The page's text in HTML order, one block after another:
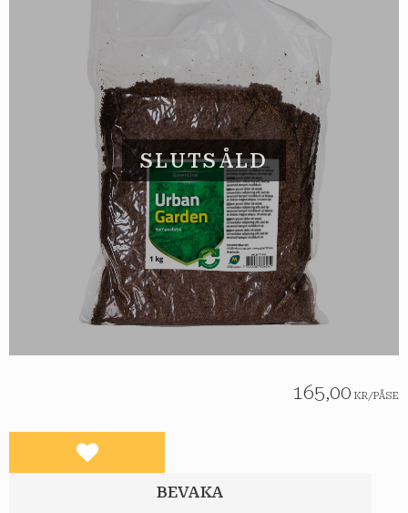
SLUTSÅLD
165,00 KR/PÅSE
Lägg till i favoriter
BEVAKA